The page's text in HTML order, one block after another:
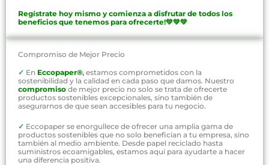
Regístrate hoy mismo y comienza a disfrutar de todos los
beneficios que tenemos para ofrecerte!💚💚💚
Compromiso de Mejor Precio
✓ En Eccopaper®, estamos comprometidos con la
sostenibilidad y la calidad en cada paso que damos. Nuestro
compromiso de mejor precio no solo se trata de ofrecerte
productos sostenibles excepcionales, sino también de
asegurarnos de que sean accesibles para tu negocio.
✓ Eccopaper se enorgullece de ofrecer una amplia gama de
productos sostenibles que no solo benefician a tu empresa, sino
también al medio ambiente. Desde papel reciclado hasta
suministros ecoamigables, estamos aquí para ayudarte a hacer
una diferencia positiva.